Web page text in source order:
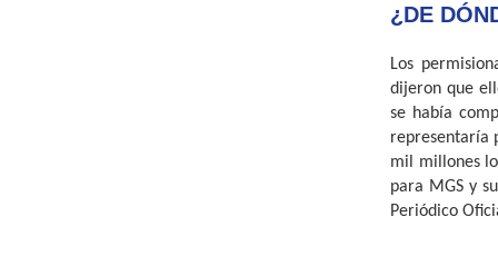
¿DE
Los
dijeron que
se había
representaría
mil millones
para MGS y
Periódico